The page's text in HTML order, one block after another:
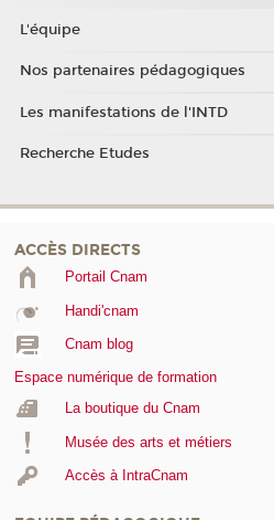
L'équipe
Nos partenaires pédagogiques
Les manifestations de l'INTD
Recherche Etudes
ACCÈS DIRECTS
Portail Cnam
Handi'cnam
Cnam blog
Espace numérique de formation
La boutique du Cnam
Musée des arts et métiers
Accès à IntraCnam